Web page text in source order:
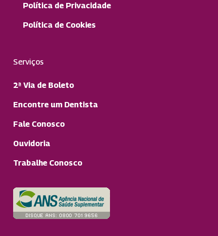
Política de Privacidade
Política de Cookies
Serviços
2ª Via de Boleto
Encontre um Dentista
Fale Conosco
Ouvidoria
Trabalhe Conosco